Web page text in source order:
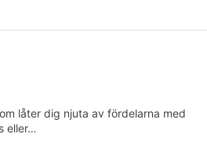
låter dig njuta av fördelarna med
eller…